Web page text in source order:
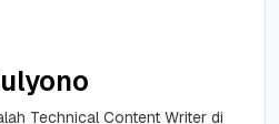
Technical Content Writer di